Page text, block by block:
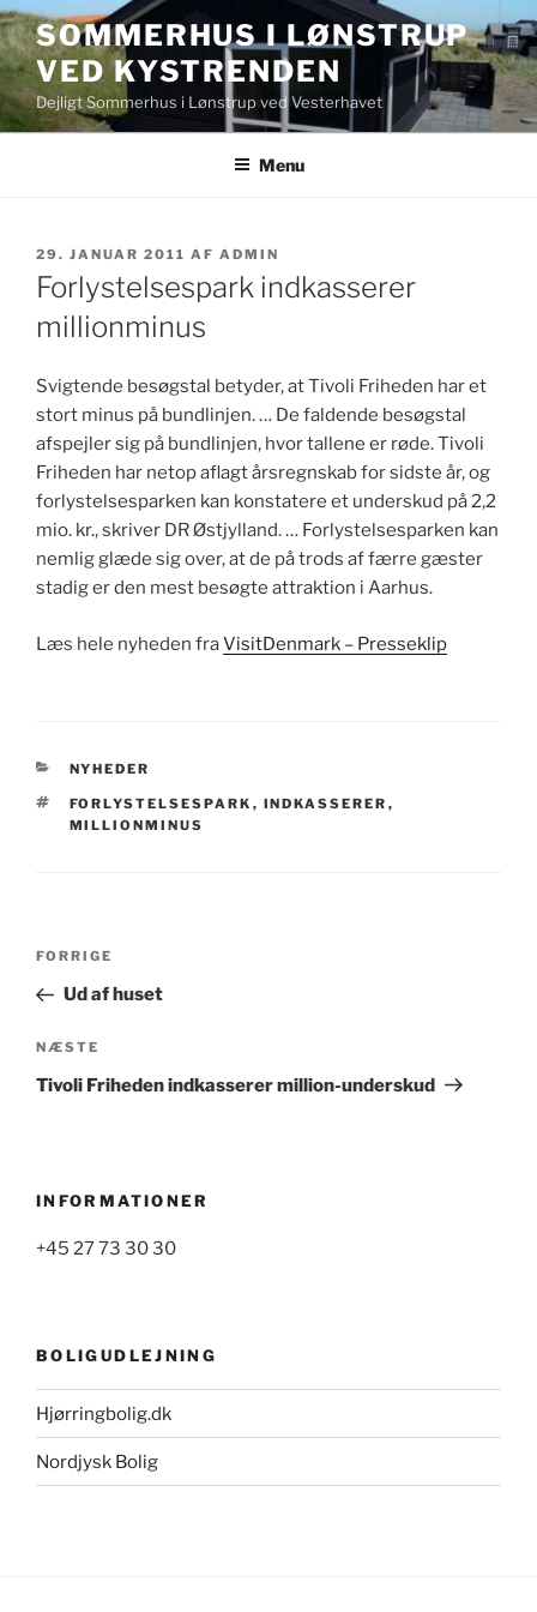
Videre
til
indhold
SOMMERHUS I LØNSTRUP
VED KYSTRENDEN
Dejligt Sommerhus i Lønstrup ved Vesterhavet
Menu
UDGIVET
DEN
29. JANUAR 2011 AF ADMIN
Forlystelsespark indkasserer
millionminus
Svigtende besøgstal betyder, at Tivoli Friheden har et
stort minus på bundlinjen. … De faldende besøgstal
afspejler sig på bundlinjen, hvor tallene er røde. Tivoli
Friheden har netop aflagt årsregnskab for sidste år, og
forlystelsesparken kan konstatere et underskud på 2,2
mio. kr., skriver DR Østjylland. … Forlystelsesparken kan
nemlig glæde sig over, at de på trods af færre gæster
stadig er den mest besøgte attraktion i Aarhus.
Læs hele nyheden fraVisitDenmark – Presseklip
KATEGORIER
NYHEDER
TAGS
FORLYSTELSESPARK , INDKASSERER ,
MILLIONMINUS
Indlægsnavigation
Forrige
indlæg
FORRIGE
Ud af huset
Næste
indlæg
NÆSTE
Tivoli Friheden indkasserer million-underskud
INFORMATIONER
+45 27 73 30 30
BOLIGUDLEJNING
Hjørringbolig.dk
Nordjysk Bolig